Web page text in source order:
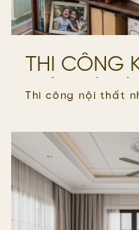
THI CÔNG
TRÍ – KỆ
Thi công nội thất